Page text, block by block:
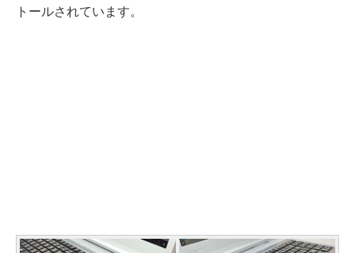
トールされています。